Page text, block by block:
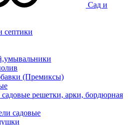
Сад и
септики
(Премиксы)
решетки, арки, бордюрная
садовые